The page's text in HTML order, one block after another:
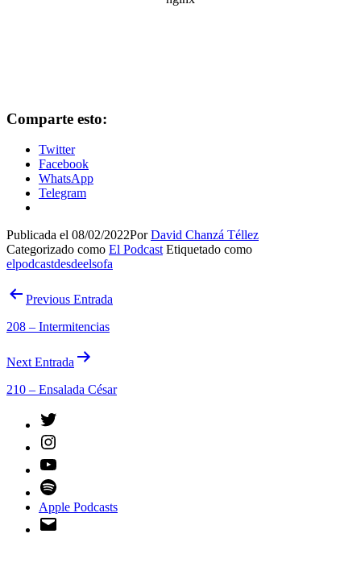
Comparte esto:
Twitter
Facebook
WhatsApp
Telegram
Publicada el 08/02/2022PorDavid Chanzá Téllez
Categorizado como El Podcast Etiquetado como
elpodcastdesdeelsofa
Navegación
entradas
Previous Entrada
208 – Intermitencias
Next Entrada
210 – Ensalada César
Apple Podcasts